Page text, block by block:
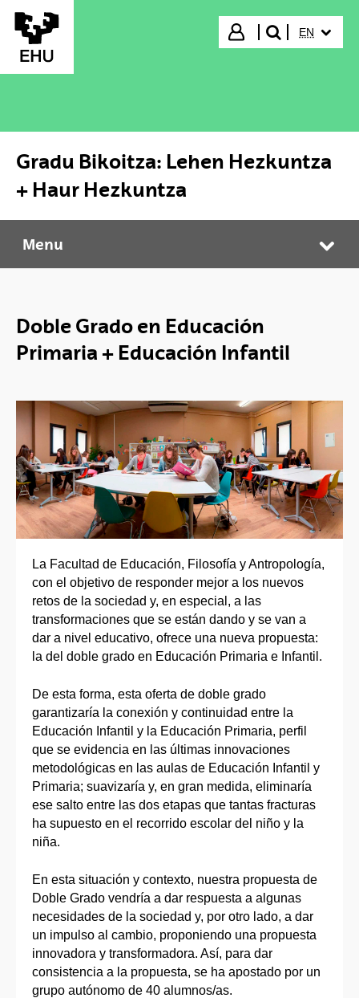
Skip to Main Content
Login
search"
EN
Gradu Bikoitza: Lehen Hezkuntza
+ Haur Hezkuntza
Gradu Bikoitza: Lehen Hezkuntza + Haur Hezkuntza
Menu
Doble Grado en Educación
Primaria + Educación Infantil
La Facultad de Educación, Filosofía y Antropología,
con el objetivo de responder mejor a los nuevos
retos de la sociedad y, en especial, a las
transformaciones que se están dando y se van a
dar a nivel educativo, ofrece una nueva propuesta:
la del doble grado en Educación Primaria e Infantil.
De esta forma, esta oferta de doble grado
garantizaría la conexión y continuidad entre la
Educación Infantil y la Educación Primaria, perfil
que se evidencia en las últimas innovaciones
metodológicas en las aulas de Educación Infantil y
Primaria; suavizaría y, en gran medida, eliminaría
ese salto entre las dos etapas que tantas fracturas
ha supuesto en el recorrido escolar del niño y la
niña.
En esta situación y contexto, nuestra propuesta de
Doble Grado vendría a dar respuesta a algunas
necesidades de la sociedad y, por otro lado, a dar
un impulso al cambio, proponiendo una propuesta
innovadora y transformadora. Así, para dar
consistencia a la propuesta, se ha apostado por un
grupo autónomo de 40 alumnos/as.